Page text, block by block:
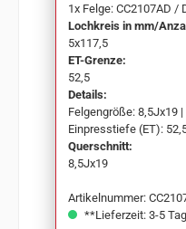
1x Felge: CC2107AD /
Lochkreis in mm/
5x117,5
ET-Grenze:
52,5
Details:
Felgengröße: 8,5Jx19
Einpresstiefe (ET):
Querschnitt:
8,5Jx19
Artikelnummer:
**Lieferzeit: 3-5